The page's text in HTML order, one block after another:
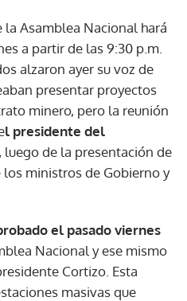
Asamblea Nacional hará
a partir de las 9:30 p.m.
alzaron ayer su voz de
presentar proyectos
minero, pero la reunión
l presidente del
luego de la presentación de
ministros de Gobierno y
el pasado viernes
Nacional y ese mismo
Cortizo. Esta
masivas que